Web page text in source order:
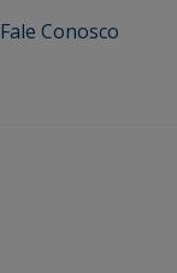
Fale Conosco